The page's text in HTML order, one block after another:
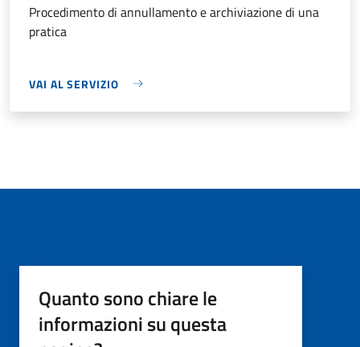
Procedimento di annullamento e archiviazione di una
pratica
VAI AL SERVIZIO
Quanto sono chiare le
informazioni su questa